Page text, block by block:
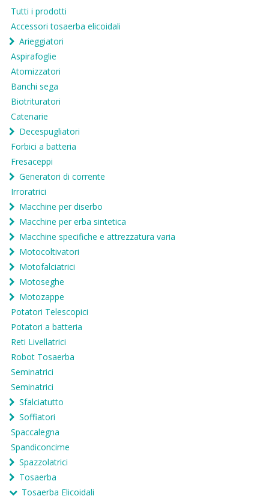
Tutti i prodotti
Accessori tosaerba elicoidali
Arieggiatori
Aspirafoglie
Atomizzatori
Banchi sega
Biotrituratori
Catenarie
Decespugliatori
Forbici a batteria
Fresaceppi
Generatori di corrente
Irroratrici
Macchine per diserbo
Macchine per erba sintetica
Macchine specifiche e attrezzatura varia
Motocoltivatori
Motofalciatrici
Motoseghe
Motozappe
Potatori Telescopici
Potatori a batteria
Reti Livellatrici
Robot Tosaerba
Seminatrici
Seminatrici
Sfalciatutto
Soffiatori
Spaccalegna
Spandiconcime
Spazzolatrici
Tosaerba
Tosaerba Elicoidali